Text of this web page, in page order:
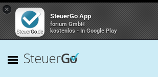
×
SteuerGo App
forium GmbH
kostenlos - In Google Play